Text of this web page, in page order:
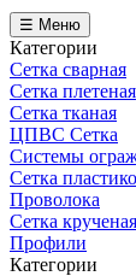
☰ Меню
Категории
Сетка сварная
Сетка плетеная
Сетка тканая
ЦПВС Сетка
Системы
Сетка
Проволока
Сетка
Профили
Категории